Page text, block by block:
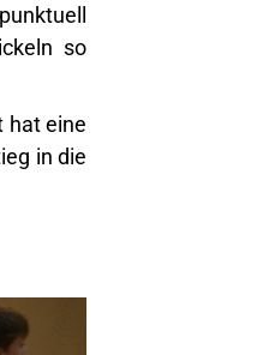
so
hat eine
in die